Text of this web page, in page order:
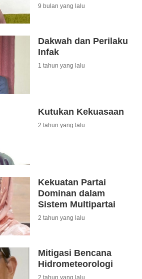
9 bulan yang lalu
Dakwah dan Perilaku
Infak
1 tahun yang lalu
Kutukan Kekuasaan
2 tahun yang lalu
Kekuatan Partai
Dominan dalam
Sistem Multipartai
2 tahun yang lalu
Mitigasi Bencana
Hidrometeorologi
2 tahun yang lalu